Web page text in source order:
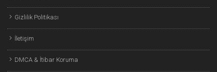
Gizlilik Politikası
İletişim
DMCA & İtibar Koruma